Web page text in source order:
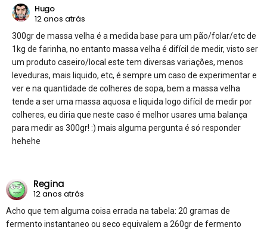
Hugo
12 anos atrás
300gr de massa velha é a medida base para um pão/folar/etc de
1kg de farinha, no entanto massa velha é difícil de medir, visto ser
um produto caseiro/local este tem diversas variações, menos
leveduras, mais liquido, etc, é sempre um caso de experimentar e
ver e na quantidade de colheres de sopa, bem a massa velha
tende a ser uma massa aquosa e liquida logo difícil de medir por
colheres, eu diria que neste caso é melhor usares uma balança
para medir as 300gr! :) mais alguma pergunta é só responder
hehehe
Regina
12 anos atrás
Acho que tem alguma coisa errada na tabela: 20 gramas de
fermento instantaneo ou seco equivalem a 260gr de fermento